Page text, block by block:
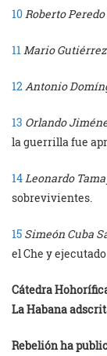
10Roberto
11Mario
12 Antonio
13 Orlando
la guerrilla fue
14Leonardo
sobrevivientes.
15 Simeón Cuba
el Che y
Cátedra
La Habana
Rebelión ha